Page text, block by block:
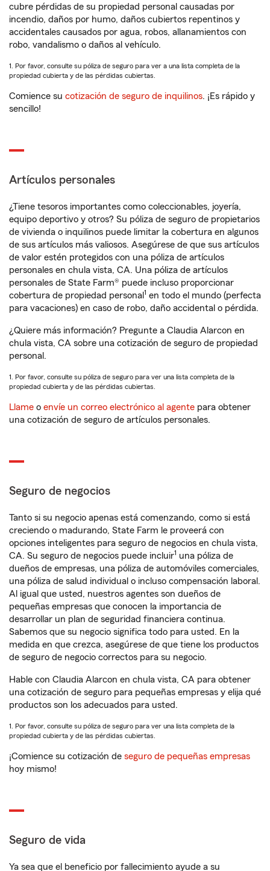
cubre pérdidas de su propiedad personal causadas por
incendio, daños por humo, daños cubiertos repentinos y
accidentales causados por agua, robos, allanamientos con
robo, vandalismo o daños al vehículo.
1. Por favor, consulte su póliza de seguro para ver a una lista completa de la
propiedad cubierta y de las pérdidas cubiertas.
Comience su cotización de seguro de inquilinos. ¡Es rápido y
sencillo!
Artículos personales
¿Tiene tesoros importantes como coleccionables, joyería,
equipo deportivo y otros? Su póliza de seguro de propietarios
de vivienda o inquilinos puede limitar la cobertura en algunos
de sus artículos más valiosos. Asegúrese de que sus artículos
de valor estén protegidos con una póliza de artículos
personales en chula vista, CA. Una póliza de artículos
personales de State Farm® puede incluso proporcionar
cobertura de propiedad personal 1 en todo el mundo (perfecta
para vacaciones) en caso de robo, daño accidental o pérdida.
¿Quiere más información? Pregunte a Claudia Alarcon en
chula vista, CA sobre una cotización de seguro de propiedad
personal.
1. Por favor, consulte su póliza de seguro para ver una lista completa de la
propiedad cubierta y de las pérdidas cubiertas.
Llame o envíe un correo electrónico al agente para obtener
una cotización de seguro de artículos personales.
Seguro de negocios
Tanto si su negocio apenas está comenzando, como si está
creciendo o madurando, State Farm le proveerá con
opciones inteligentes para seguro de negocios en chula vista,
CA. Su seguro de negocios puede incluir1 una póliza de
dueños de empresas, una póliza de automóviles comerciales,
una póliza de salud individual o incluso compensación laboral.
Al igual que usted, nuestros agentes son dueños de
pequeñas empresas que conocen la importancia de
desarrollar un plan de seguridad financiera continua.
Sabemos que su negocio significa todo para usted. En la
medida en que crezca, asegúrese de que tiene los productos
de seguro de negocio correctos para su negocio.
Hable con Claudia Alarcon en chula vista, CA para obtener
una cotización de seguro para pequeñas empresas y elija qué
productos son los adecuados para usted.
1. Por favor, consulte su póliza de seguro para ver una lista completa de la
propiedad cubierta y de las pérdidas cubiertas.
¡Comience su cotización de seguro de pequeñas empresas
hoy mismo!
Seguro de vida
Ya sea que el beneficio por fallecimiento ayude a su